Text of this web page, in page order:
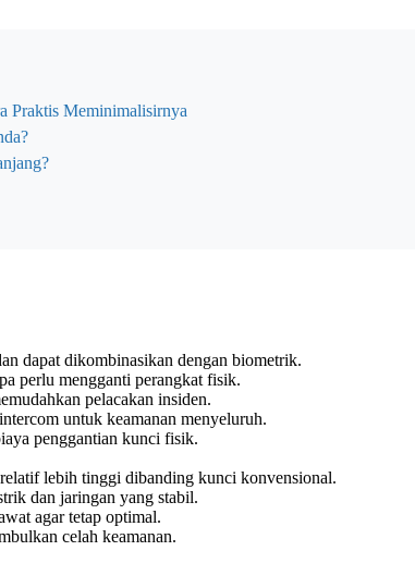
Praktis Meminimalisirnya
dapat dikombinasikan dengan biometrik.
perlu mengganti perangkat fisik.
pelacakan insiden.
untuk keamanan menyeluruh.
penggantian kunci fisik.
lebih tinggi dibanding kunci konvensional.
dan jaringan yang stabil.
agar tetap optimal.
celah keamanan.